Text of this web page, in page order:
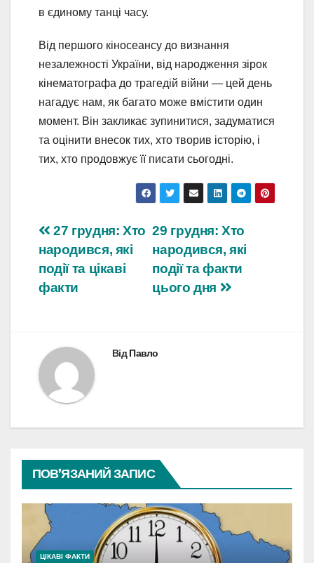
в єдиному танці часу.
Від першого кіносеансу до визнання
незалежності України, від народження зірок
кінематографа до трагедій війни — цей день
нагадує нам, як багато може вмістити один
момент. Він закликає зупинитися, задуматися
та оцінити внесок тих, хто творив історію, і
тих, хто продовжує її писати сьогодні.
Навігація
записів
29 грудня: Хто
народився, які
події та факти
цього дня
27 грудня: Хто
народився, які
події та цікаві
факти
ВідПавло
ПОВ’ЯЗАНИЙ ЗАПИС
ЦІКАВІ ФАКТИ